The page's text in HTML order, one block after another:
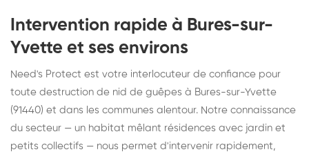
Intervention rapide à Bures-sur-
Yvette et ses environs
Need's Protect est votre interlocuteur de confiance pour
toute destruction de nid de guêpes à Bures-sur-Yvette
(91440) et dans les communes alentour. Notre connaissance
du secteur — un habitat mêlant résidences avec jardin et
petits collectifs — nous permet d'intervenir rapidement,